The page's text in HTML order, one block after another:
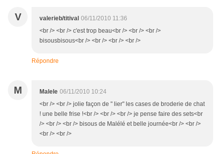
V valerieb/titival 06/11/2010 11:36
<br /> <br /> c'est trop beau<br /> <br /> <br />
bisousbisous<br /> <br /> <br /> <br />
Répondre
M Malele 06/11/2010 10:24
<br /> <br /> jolie façon de " lier" les cases de broderie de chat
! une belle frise !<br /> <br /> <br /> je pense faire des sets<br
/> <br /> <br /> bisous de Malélé et belle journée<br /> <br />
<br /> <br />